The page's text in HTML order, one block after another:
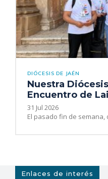
DIÓCESIS DE JAÉN
Nuestra
Encuentro de
31 Jul 2026
El pasado fin de semana,
Enlaces de interés